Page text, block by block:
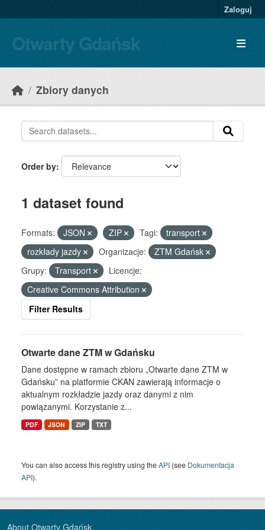
Zaloguj
Otwarty Gdańsk
Zbiory danych
Order by
1 dataset found
Formats: JSON ZIP Tagi:
transport
rozkłady jazdy
Organizacje:
ZTM Gdańsk
Grupy:
Transport
Licencje:
Creative Commons Attribution
Filter Results
Otwarte dane ZTM w Gdańsku
Dane dostępne w ramach zbioru „Otwarte dane ZTM w
Gdańsku” na platformie CKAN zawierają informacje o
aktualnym rozkładzie jazdy oraz danymi z nim
powiązanymi. Korzystanie z...
PDF JSON ZIP TXT
You can also access this registry using theAPI (see Dokumentacja
API).
About Otwarty Gdańsk